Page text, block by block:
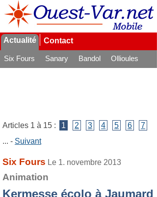
Actualité Contact
Six Fours Sanary Bandol
Ollioules
Articles 1 à 15 : 1 2 3 4 5 6
7
... - Suivant
Six Fours Le 1. novembre 2013
Animation
Kermesse écolo à Jaumard